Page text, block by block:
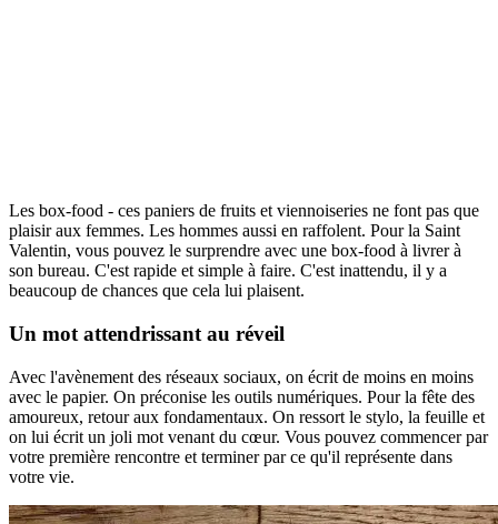
Les box-food - ces paniers de fruits et viennoiseries ne font pas que
plaisir aux femmes. Les hommes aussi en raffolent. Pour la Saint
Valentin, vous pouvez le surprendre avec une box-food à livrer à
son bureau. C'est rapide et simple à faire. C'est inattendu, il y a
beaucoup de chances que cela lui plaisent.
Un mot attendrissant au réveil
Avec l'avènement des réseaux sociaux, on écrit de moins en moins
avec le papier. On préconise les outils numériques. Pour la fête des
amoureux, retour aux fondamentaux. On ressort le stylo, la feuille et
on lui écrit un joli mot venant du cœur. Vous pouvez commencer par
votre première rencontre et terminer par ce qu'il représente dans
votre vie.